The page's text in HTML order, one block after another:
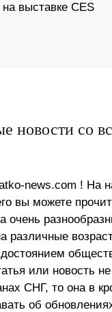
выставке CES
новости со
news.com ! На
вы можете
очень
или новость
СНГ, то она в
об